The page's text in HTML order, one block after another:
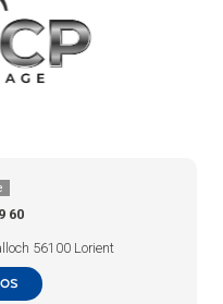
60
56100 Lorient